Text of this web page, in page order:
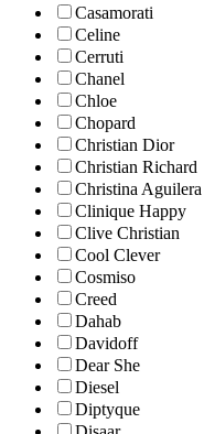
Casamorati
Celine
Cerruti
Chanel
Chloe
Chopard
Christian Dior
Christian Richard
Christina Aguilera
Clinique Happy
Clive Christian
Cool Clever
Cosmiso
Creed
Dahab
Davidoff
Dear She
Diesel
Diptyque